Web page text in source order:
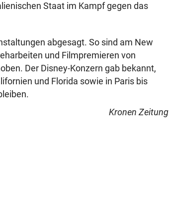
Staat im Kampf gegen das
abgesagt. So sind am New
und Filmpremieren von
Der Disney-Konzern gab bekannt,
und Florida sowie in Paris bis
Kronen Zeitung